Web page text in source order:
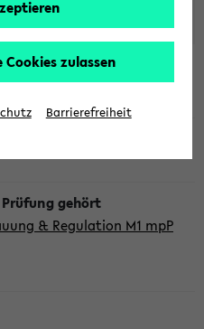
& Regulation M1 mpP
zulassen
Barrierefreiheit